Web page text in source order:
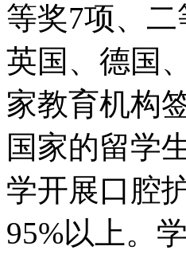
等奖7项、
英国、德国
家教育机构
国家的留学
学开展口腔
95%以上。